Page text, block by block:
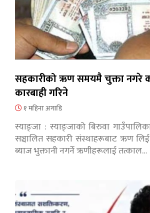
सहकारीको ऋण समयमै चुक्ता नगरे
कारबाही गरिने
१ महिना अगाडि
स्याङ्जा : स्याङ्जाको बिरुवा
सञ्चालित सहकारी संस्थाहरूबाट ऋण
ब्याज भुक्तानी नगर्ने ऋणीहरूलाई तत्काल…